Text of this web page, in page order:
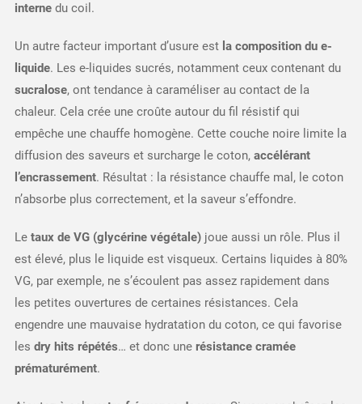
internedu coil.
Un autre facteur important d’usure est la composition du e-
liquide. Les e-liquides sucrés, notamment ceux contenant du
sucralose, ont tendance à caraméliser au contact de la
chaleur. Cela crée une croûte autour du fil résistif qui
empêche une chauffe homogène. Cette couche noire limite la
diffusion des saveurs et surcharge le coton, accélérant
l’encrassement. Résultat : la résistance chauffe mal, le coton
n’absorbe plus correctement, et la saveur s’effondre.
Le taux de VG (glycérine végétale)joue aussi un rôle. Plus il
est élevé, plus le liquide est visqueux. Certains liquides à 80%
VG, par exemple, ne s’écoulent pas assez rapidement dans
les petites ouvertures de certaines résistances. Cela
engendre une mauvaise hydratation du coton, ce qui favorise
les dry hits répétés… et donc une résistance cramée
prématurément.